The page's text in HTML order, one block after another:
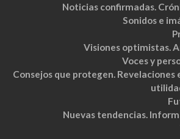
Noticias confirmadas.
Sonidos e
Visiones optimistas.
Voces y
Consejos que protegen. Revelaciones
Nuevas tendencias.